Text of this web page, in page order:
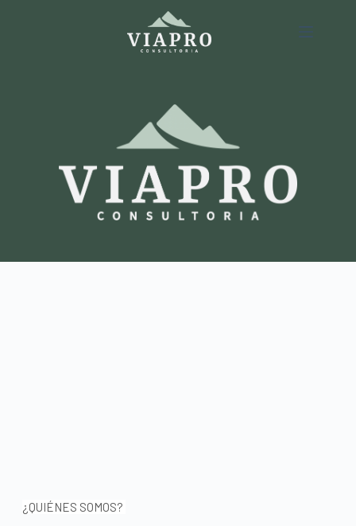
¿QUIÉNES SOMOS?